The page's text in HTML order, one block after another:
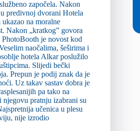
započela. Nakon
predivnoj dvorani Hotela
na moralne
Nakon „kratkog” govora
je novost kod
naočalima, šeširima i
hotela Alkar poslužilo
Slijedi bečki
Prepun je podij znak da je
Uz takav sastav dobra je
pa tako na
pratnju izabrani su
učenica u plesu
nije izrodio